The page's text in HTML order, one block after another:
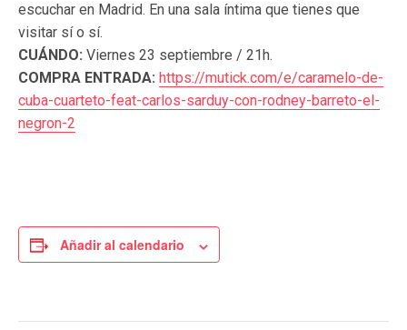
escuchar en Madrid. En una sala íntima que tienes que
visitar sí o sí.
CUÁNDO: Viernes 23 septiembre / 21h.
COMPRA ENTRADA: https://mutick.com/e/caramelo-de-
cuba-cuarteto-feat-carlos-sarduy-con-rodney-barreto-el-
negron-2
Añadir al calendario